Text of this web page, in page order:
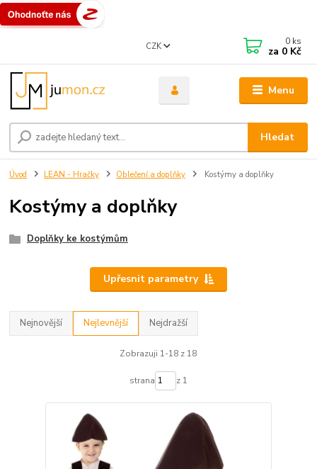
Menu
CZK
Hledat
0 ks
za 0 Kč
Úvod LEAN - Hračky Oblečení a doplňky Kostýmy a doplňky
Kostýmy a doplňky
Doplňky ke kostýmům
Upřesnit parametry
Nejnovější Nejlevnější Nejdražší
Zobrazuji 1-18 z 18
strana z 1